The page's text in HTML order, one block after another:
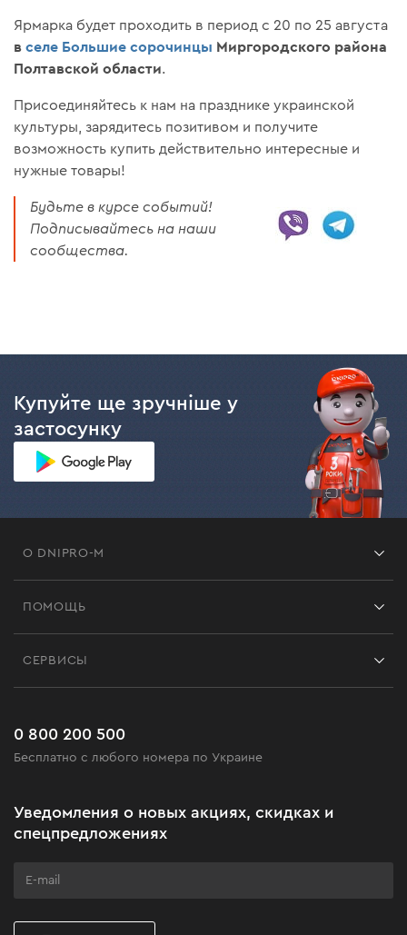
Ярмарка будет проходить в период с 20 по 25 августа
вселе Большие сорочинцы Миргородского района
Полтавской области.
Присоединяйтесь к нам на празднике украинской
культуры, зарядитесь позитивом и получите
возможность купить действительно интересные и
нужные товары!
Будьте в курсе событий!
Подписывайтесь на наши
сообщества.
Купуйте ще зручніше у
застосунку
О DNIPRO-M
Черная пятница
Клуб мастерства
ПОМОЩЬ
Часто задаваемые вопросы
СЕРВИСЫ
0 800 200 500
Бесплатно с любого номера по Украине
Уведомления о новых акциях, скидках и
спецпредложениях